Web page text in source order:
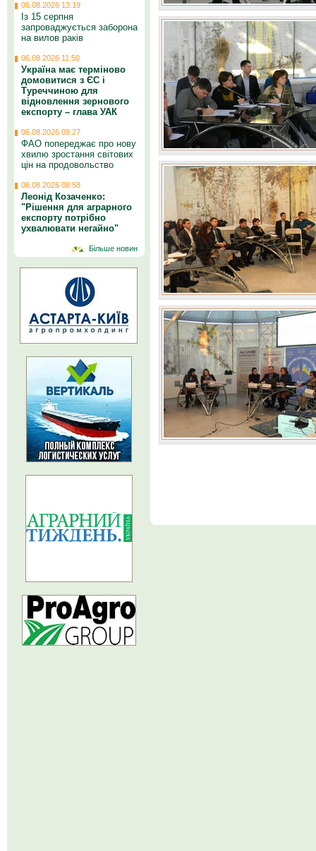
06.08.2026 13:19
Із 15 серпня
запроваджується заборона
на вилов раків
06.08.2026 11:50
Україна має терміново
домовитися з ЄС і
Туреччиною для
відновлення зернового
експорту – глава УАК
06.08.2026 09:27
ФАО попереджає про нову
хвилю зростання світових
цін на продовольство
06.08.2026 08:58
Леонід Козаченко:
"Рішення для аграрного
експорту потрібно
ухвалювати негайно"
Більше новин